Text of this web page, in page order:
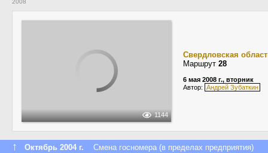
2008
1144
Свердловская
Маршрут 28
6 мая 2008 г., вторник
Автор: Андрей Зубаткин
↑ Октябрь 2004 г. Смена госномера (в пределах предприятия)